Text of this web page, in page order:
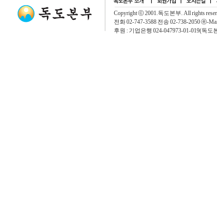
Copyright ⓒ 2001.독도본부. All rights
전화 02-747-3588 전송 02-738-2050 ⓔ-
후원 : 기업은행 024-047973-01-019(독도